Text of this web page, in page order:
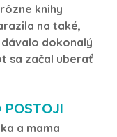
knihy
na také,
dokonalý
sa začal uberať
POSTOJI
a mama